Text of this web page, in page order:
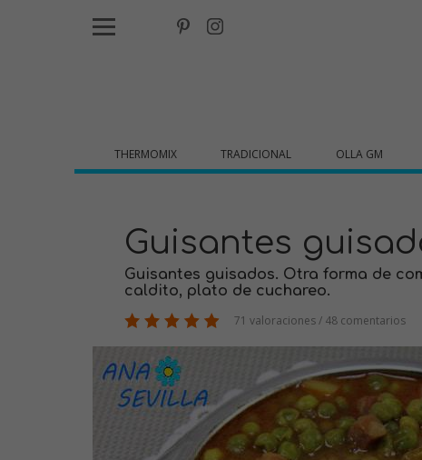
THERMOMIX TRADICIONAL OLLA GM
Guisantes
Guisantes guisados. Otra forma de
caldito, plato de cuchareo.
71 valoraciones / 48 comentarios